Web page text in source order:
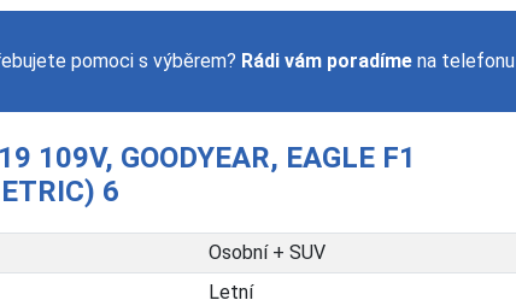
pomoci s výběrem? Rádi vám poradíme na telefonu
109V, GOODYEAR, EAGLE F1
6
Osobní + SUV
Letní